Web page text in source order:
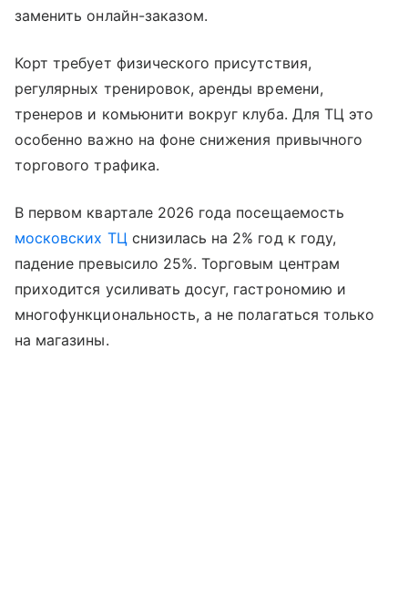
заменить онлайн-заказом.
Корт требует физического присутствия,
регулярных тренировок, аренды времени,
тренеров и комьюнити вокруг клуба. Для ТЦ это
особенно важно на фоне снижения привычного
торгового трафика.
В первом квартале 2026 года посещаемость
московских ТЦ снизилась на 2% год к году,
падение превысило 25%. Торговым центрам
приходится усиливать досуг, гастрономию и
многофункциональность, а не полагаться только
на магазины.